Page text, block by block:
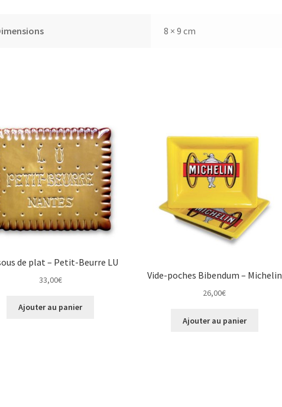
8 × 9 cm
de plat – Petit-Beurre LU
33,00€
Ajouter au panier
Vide-poches Bibendum – Michelin
26,00€
Ajouter au panier